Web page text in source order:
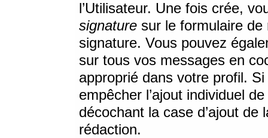
l’Utilisateur. Une fois crée,
signature sur le formulaire de
signature. Vous pouvez
sur tous vos messages en
approprié dans votre profil.
empêcher l’ajout individuel
décochant la case d’ajout
rédaction.